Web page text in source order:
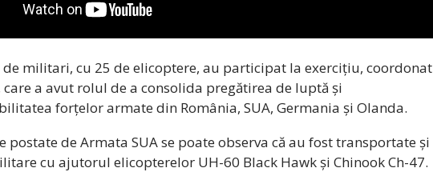
de militari, cu 25 de elicoptere, au participat la exercițiu, coordonat
care a avut rolul de a consolida pregătirea de luptă și
forțelor armate din România, SUA, Germania și Olanda.
postate de Armata SUA se poate observa că au fost transportate și
cu ajutorul elicopterelor UH-60 Black Hawk și Chinook Ch-47.